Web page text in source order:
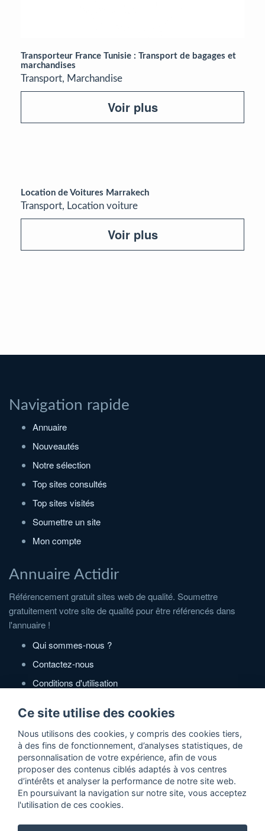
Transporteur France Tunisie : Transport de bagages et
marchandises
Transport, Marchandise
Voir plus
Location de Voitures Marrakech
Transport, Location voiture
Voir plus
Navigation rapide
Annuaire
Nouveautés
Notre sélection
Top sites consultés
Top sites visités
Soumettre un site
Mon compte
Annuaire Actidir
Référencement gratuit sites web de qualité. Soumettre
gratuitement votre site de qualité pour être référencés dans
l'annuaire !
Qui sommes-nous ?
Contactez-nous
Conditions d'utilisation
Partenaires
Zone Annonces Gratuites
Locations vacances entre particuliers
Ruedesvacances
Ce site utilise des cookies
Nous utilisons des cookies, y compris des cookies tiers,
à des fins de fonctionnement, d’analyses statistiques, de
personnalisation de votre expérience, afin de vous
proposer des contenus ciblés adaptés à vos centres
d’intérêts et analyser la performance de notre site web.
En poursuivant la navigation sur notre site, vous acceptez
l'utilisation de ces cookies.